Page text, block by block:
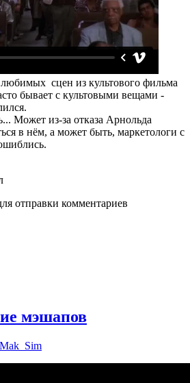
сцен из культового фильма
бывает с культовыми вещами -
Может из-за отказа Арнольда
в нём, а может быть, маркетологи с
отправки комментариев
мэшапов
Mak_Sim